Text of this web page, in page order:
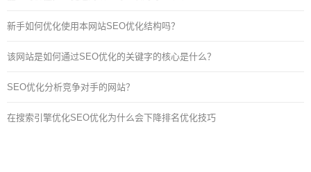
新手如何优化使用本网站SEO优化结构吗？
该网站是如何通过SEO优化的关键字的核心是什么？
SEO优化分析竞争对手的网站？
在搜索引擎优化SEO优化为什么会下降排名优化技巧